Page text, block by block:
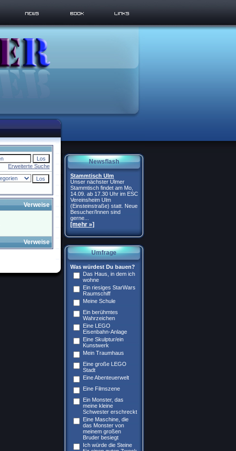
Erweiterte Suche
Verweise
Verweise
Newsflash
Stammtisch Ulm
Unser nächster Ulmer
Stammtisch findet am Mo,
14.09. ab 17.30 Uhr im ESC
Vereinsheim Ulm
(Einsteinstraße) statt. Neue
Besucher/Innen sind
gerne...
[mehr »]
Umfrage
Was würdest Du bauen?
Das Haus, in dem ich
wohne
Ein riesiges StarWars
Raumschiff
Meine Schule
Ein berühmtes
Wahrzeichen
Eine LEGO
Eisenbahn-Anlage
Eine Skulptur/ein
Kunstwerk
Mein Traumhaus
Eine große LEGO
Stadt
Eine Abenteuerwelt
Eine Filmszene
Ein Monster, das
meine kleine
Schwester erschreckt
Eine Maschine, die
das Monster von
meinem großen
Bruder besiegt
Ich würde die Steine